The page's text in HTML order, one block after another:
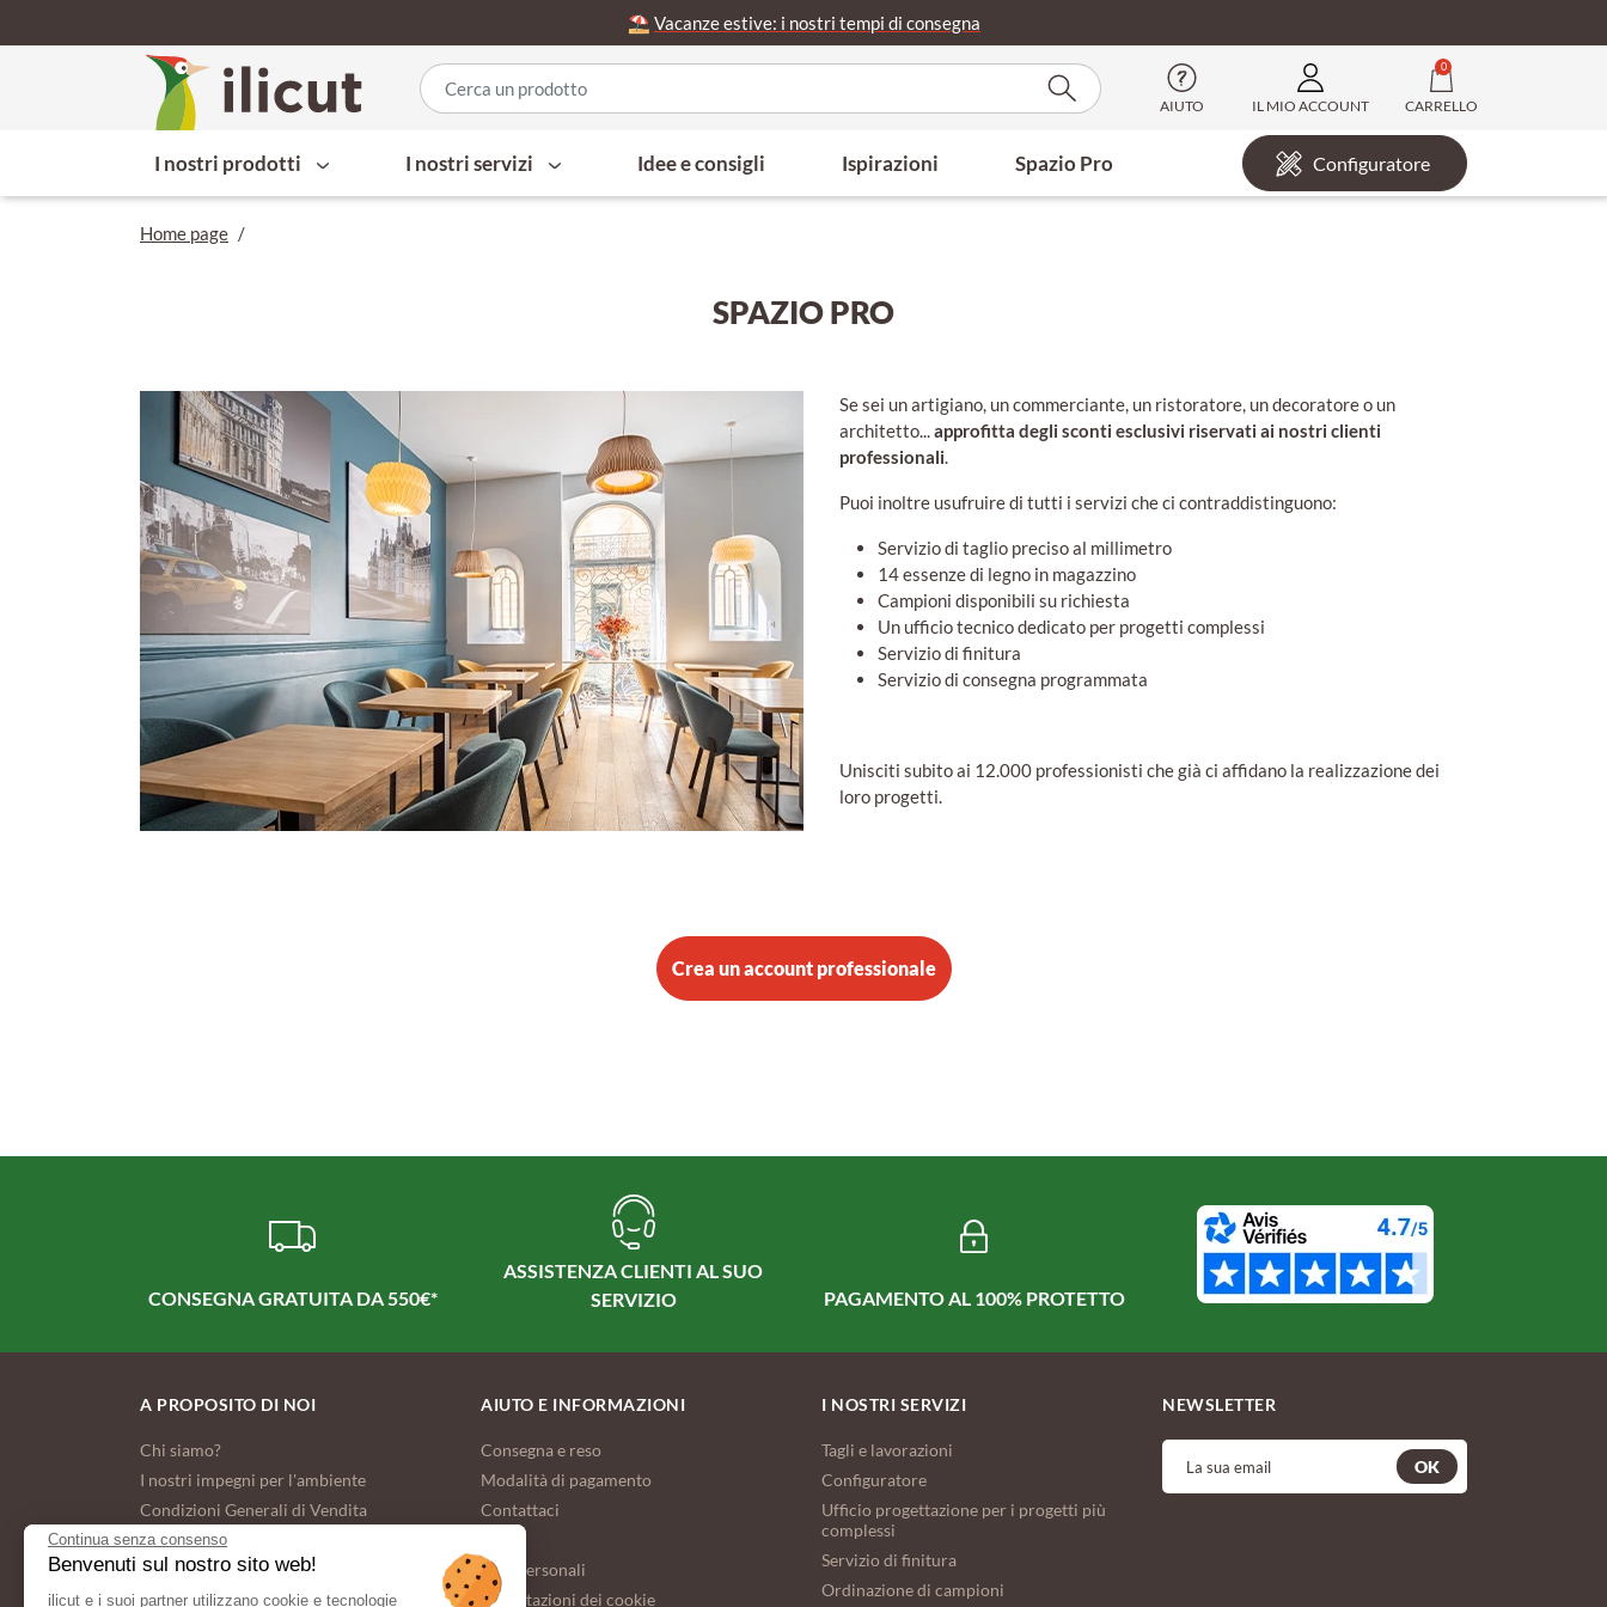
Continua senza consenso
Benvenuti sul nostro sito web!
ilicut e i suoi partner utilizzano cookie e tecnologie
⛱️ Vacanze estive: i nostri tempi di consegna
AIUTO IL MIO ACCOUNT
0
CARRELLO
I nostri prodotti I nostri servizi Idee e consigli Ispirazioni Spazio Pro Configuratore
Home page /
SPAZIO PRO
Se sei un artigiano, un commerciante, un ristoratore, un decoratore o un
architetto...approfitta degli sconti esclusivi riservati ai nostri clienti
professionali.
Puoi inoltre usufruire di tutti i servizi che ci contraddistinguono:
Servizio di taglio preciso al millimetro
14 essenze di legno in magazzino
Campioni disponibili su richiesta
Un ufficio tecnico dedicato per progetti complessi
Servizio di finitura
Servizio di consegna programmata
Unisciti subito ai 12.000 professionisti che già ci affidano la realizzazione dei
loro progetti.
Crea un account professionale
CONSEGNA GRATUITA DA 550€*
ASSISTENZA CLIENTI AL SUO
SERVIZIO
PAGAMENTO AL 100% PROTETTO
A PROPOSITO DI NOI
Chi siamo?
I nostri impegni per l'ambiente
Condizioni Generali di Vendita
AIUTO E INFORMAZIONI
Consegna e reso
Modalità di pagamento
Contattaci
Dati personali
Impostazioni dei cookie
I NOSTRI SERVIZI
Tagli e lavorazioni
Configuratore
Ufficio progettazione per i progetti più
complessi
Servizio di finitura
Ordinazione di campioni
NEWSLETTER
OK